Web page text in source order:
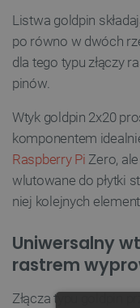
Listwa goldpin
po równo w dwóch
dla tego typu złączy
pinów.
Wtyk goldpin 2x20
komponentem
Raspberry Pi Zero,
wlutowane do płytki
niej kolejnych
Uniwersalny
rastrem
Złącza typu goldpin